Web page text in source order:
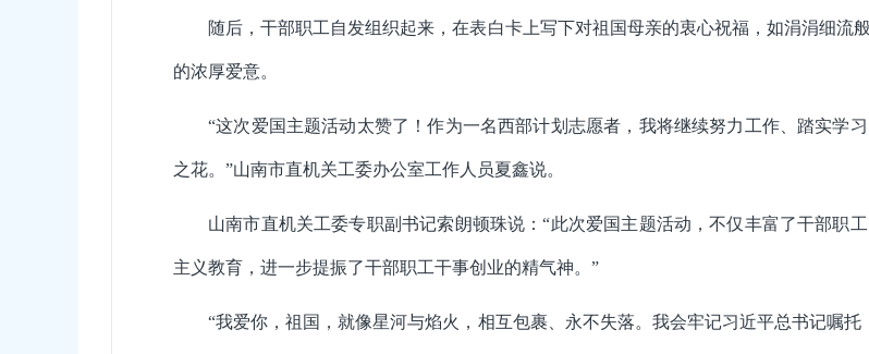
随后，干部职工自发组织起来，在表白卡上写下对祖国母亲的衷心祝福，如涓涓细流
的浓厚爱意。
“这次爱国主题活动太赞了！作为一名西部计划志愿者，我将继续努力工作、踏实学
之花。”山南市直机关工委办公室工作人员夏鑫说。
山南市直机关工委专职副书记索朗顿珠说：“此次爱国主题活动，不仅丰富了干部职
主义教育，进一步提振了干部职工干事创业的精气神。”
“我爱你，祖国，就像星河与焰火，相互包裹、永不失落。我会牢记习近平总书记嘱